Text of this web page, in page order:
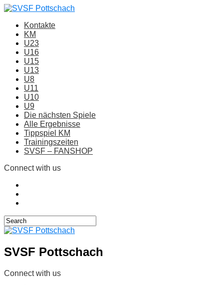
Kontakte
KM
U23
U16
U15
U13
U8
U11
U10
U9
Die nächsten Spiele
Alle Ergebnisse
Tippspiel KM
Trainingszeiten
SVSF – FANSHOP
Connect with us
SVSF Pottschach
Connect with us